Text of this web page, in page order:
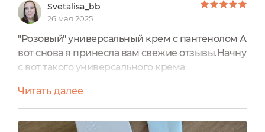
Svetalisa_bb
26 мая 2025
"Розовый" универсальный крем с пантенолом А
вот снова я принесла вам свежие отзывы.Начну
с вот такого универсального крема
загара "Cream Panthenol Rose" для любого типа
кожи лица и тела от бренда "Shabby Pro": Вроде
ничего не забыла Это такой кремушек, которым
Читать далее